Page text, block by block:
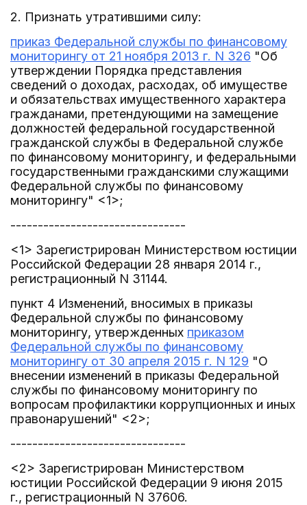
2. Признать утратившими силу:
приказ Федеральной службы по финансовому
мониторингу от 21 ноября 2013 г. N 326 "Об
утверждении Порядка представления
сведений о доходах, расходах, об имуществе
и обязательствах имущественного характера
гражданами, претендующими на замещение
должностей федеральной государственной
гражданской службы в Федеральной службе
по финансовому мониторингу, и федеральными
государственными гражданскими служащими
Федеральной службы по финансовому
мониторингу" <1>;
--------------------------------
<1> Зарегистрирован Министерством юстиции
Российской Федерации 28 января 2014 г.,
регистрационный N 31144.
пункт 4 Изменений, вносимых в приказы
Федеральной службы по финансовому
мониторингу, утвержденных приказом
Федеральной службы по финансовому
мониторингу от 30 апреля 2015 г. N 129 "О
внесении изменений в приказы Федеральной
службы по финансовому мониторингу по
вопросам профилактики коррупционных и иных
правонарушений" <2>;
--------------------------------
<2> Зарегистрирован Министерством
юстиции Российской Федерации 9 июня 2015
г., регистрационный N 37606.